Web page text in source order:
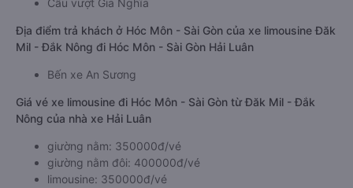
Cầu vượt Gia Nghĩa
Địa điểm trả khách ở Hóc Môn - Sài Gòn của xe limousine Đăk
Mil - Đắk Nông đi Hóc Môn - Sài Gòn Hải Luân
Bến xe An Sương
Giá vé xe limousine đi Hóc Môn - Sài Gòn từ Đăk Mil - Đắk
Nông của nhà xe Hải Luân
giường nằm: 350000đ/vé
giường nằm đôi: 400000đ/vé
limousine: 350000đ/vé